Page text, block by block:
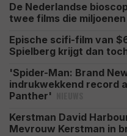
De Nederlandse
twee films die
Epische scifi-film van
Spielberg krijgt dan
'Spider-Man: Brand
indrukwekkend record
Panther'
Kerstman David
Mevrouw Kerstman in